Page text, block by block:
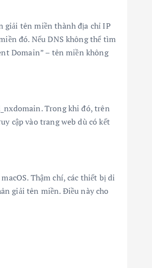
giải tên miền thành địa chỉ IP
đó. Nếu DNS không thể tìm
Domain” – tên miền không
Trong khi đó, trên
cập vào trang web dù có kết
Thậm chí, các thiết bị di
giải tên miền. Điều này cho